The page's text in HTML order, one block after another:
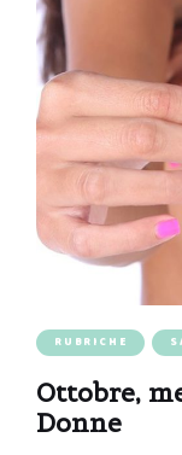
RUBRICHE
Ottobre,
Donne